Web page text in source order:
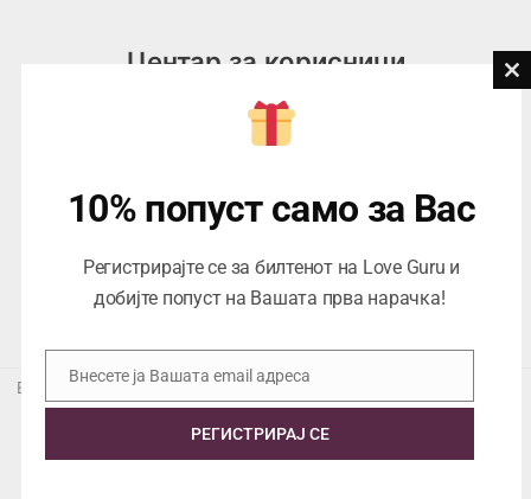
Центар за корисници
076945497; 076945498
contact@loveguru.mk
Саб – Нед: 10-18
Еуропеан Траде Дооел Скопје, Варшавска 5/1 -5, 1000 Скопје,
ЕДБ 4057021558024
10% попуст само за Вас
Регистрирајте се за билтенот на Love Guru и
добијте попуст на Вашата прва нарачка!
Email
Внесете ја Вашата email адреса
РЕГИСТРИРАЈ СЕ